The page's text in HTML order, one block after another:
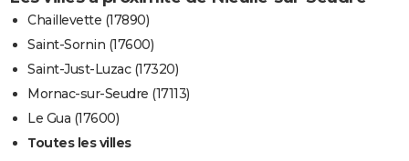
Chaillevette (17890)
Saint-Sornin (17600)
Saint-Just-Luzac (17320)
Mornac-sur-Seudre (17113)
Le Gua (17600)
Toutes les villes